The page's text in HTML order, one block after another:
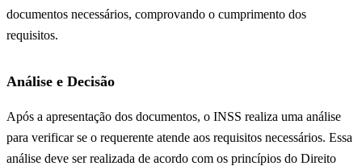
documentos necessários, comprovando o cumprimento dos
requisitos.
Análise e Decisão
Após a apresentação dos documentos, o INSS realiza uma análise
para verificar se o requerente atende aos requisitos necessários. Essa
análise deve ser realizada de acordo com os princípios do Direito